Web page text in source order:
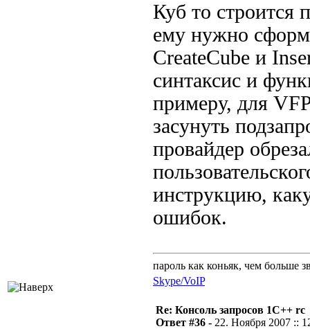
Куб то строится
ему нужно
CreateCube и
синтаксис и
примеру, для
засунуть
провайдер
инструкцию,
ошибок.
пароль как коньяк, чем больше
Skype/VoIP
Re: Консоль запросов 1С++ rc
Ответ #36 - 22. Ноября 2007 ::